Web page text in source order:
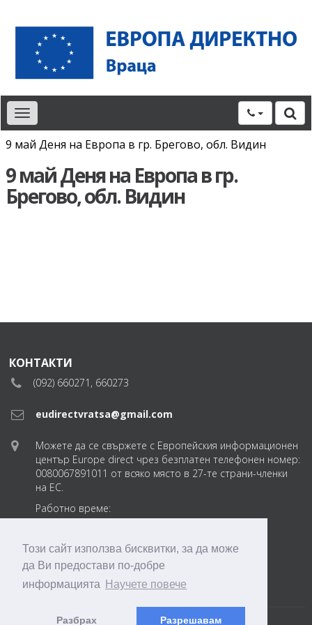
Този сайт използва бисквитки, за да може
да Ви предостави по-добре
информацията
Научете повече
Разбрах Разрешавам
Toggle
navigation
9 май Деня на Европа в гр. Брегово, обл. Видин
9 май Деня на Европа в гр.
Брегово, обл. Видин
КОНТАКТИ
(092) 660271, 660273
eudirectvratsa@gmail.com
Можете да се свържете с Европейския информационен
център Europe direct чрез безплатен телефонен номер:
0080067891011 от всяко място в 27-те страни-членки
на ЕС.
Работно време:
понеделник-петък
eudirectvratsabg